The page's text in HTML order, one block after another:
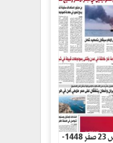
صحيفة الثورة الخميس 23 صفر 1448-